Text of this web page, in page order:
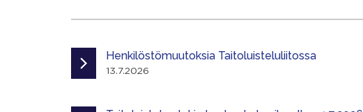
Henkilöstömuutoksia Taitoluisteluliitossa
13.7.2026